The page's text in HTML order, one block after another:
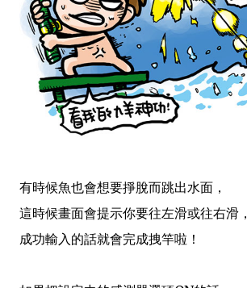
有時候魚也會想要掙脫而跳出水面，
這時候畫面會提示你要往左滑或往右滑，
成功輸入的話就會完成拽竿啦！